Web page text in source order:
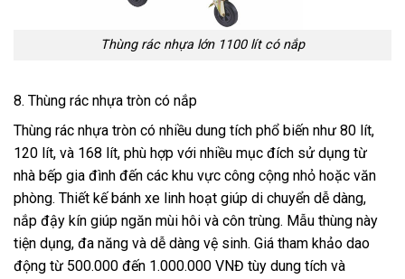
Thùng rác nhựa lớn 1100 lít có nắp
8. Thùng rác nhựa tròn có nắp
Thùng rác nhựa tròn có nhiều dung tích phổ biến như 80 lít,
120 lít, và 168 lít, phù hợp với nhiều mục đích sử dụng từ
nhà bếp gia đình đến các khu vực công cộng nhỏ hoặc văn
phòng. Thiết kế bánh xe linh hoạt giúp di chuyển dễ dàng,
nắp đậy kín giúp ngăn mùi hôi và côn trùng. Mẫu thùng này
tiện dụng, đa năng và dễ dàng vệ sinh. Giá tham khảo dao
động từ 500.000 đến 1.000.000 VNĐ tùy dung tích và